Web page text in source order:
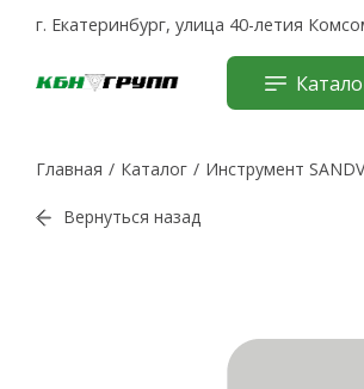
г. Екатеринбург, улица 40-летия
Главная Каталог Инструмент
Вернуться назад